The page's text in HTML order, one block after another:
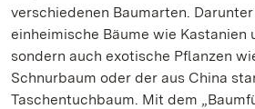
verschiedenen Baumarten.
einheimische Bäume wie Kastanien
sondern auch exotische Pflanzen
Schnurbaum oder der aus China
Taschentuchbaum. Mit dem